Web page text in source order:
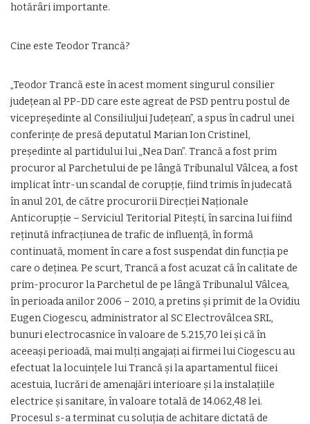
hotărâri importante.
Cine este Teodor Trancă?
„Teodor Trancă este în acest moment singurul consilier
judeţean al PP-DD care este agreat de PSD pentru postul de
vicepreşedinte al Consiliuljui Judeţean”, a spus în cadrul unei
conferinţe de presă deputatul Marian Ion Cristinel,
preşedinte al partidului lui „Nea Dan”. Trancă a fost prim
procuror al Parchetului de pe lângă Tribunalul Vâlcea, a fost
implicat într-un scandal de corupţie, fiind trimis în judecată
în anul 201, de către procurorii Direcţiei Naţionale
Anticorupţie – Serviciul Teritorial Piteşti, în sarcina lui fiind
reţinută infracţiunea de trafic de influenţă, în formă
continuată, moment în care a fost suspendat din funcţia pe
care o deţinea. Pe scurt, Trancă a fost acuzat că în calitate de
prim-procuror la Parchetul de pe lângă Tribunalul Vâlcea,
în perioada anilor 2006 – 2010, a pretins şi primit de la Ovidiu
Eugen Ciogescu, administrator al SC Electrovâlcea SRL,
bunuri electrocasnice în valoare de 5.215,70 lei şi că în
aceeaşi perioadă, mai mulţi angajaţi ai firmei lui Ciogescu au
efectuat la locuinţele lui Trancă şi la apartamentul fiicei
acestuia, lucrări de amenajări interioare şi la instalaţiile
electrice şi sanitare, în valoare totală de 14.062,48 lei.
Procesul s-a terminat cu soluţia de achitare dictată de